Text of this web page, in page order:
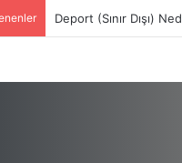
Deport (Sınır Dışı)